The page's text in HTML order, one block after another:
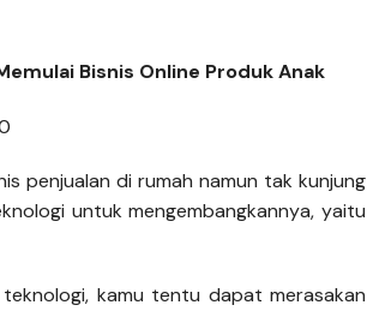
Bisnis Online Produk Anak
penjualan di rumah namun tak kunjung
untuk mengembangkannya, yaitu
kamu tentu dapat merasakan